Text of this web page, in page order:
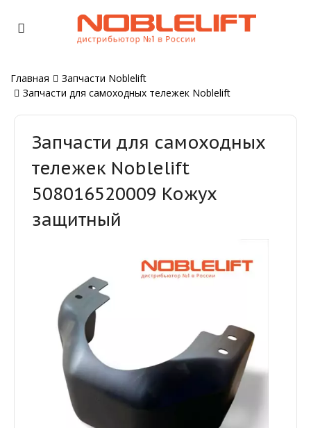
Главная
Запчасти Noblelift
Запчасти для самоходных тележек Noblelift
Запчасти для самоходных
тележек Noblelift
508016520009 Кожух
защитный